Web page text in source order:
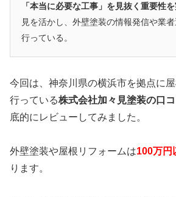
「本当に必要な工事」を見抜く重要性を
見を活かし、外壁塗装の情報発信や業
行っている。
今回は、神奈川県の横浜市を拠点に
行っている株式会社加々見塗装の口
底的にレビューしてみました。
外壁塗装や屋根リフォームは100万円
ります。